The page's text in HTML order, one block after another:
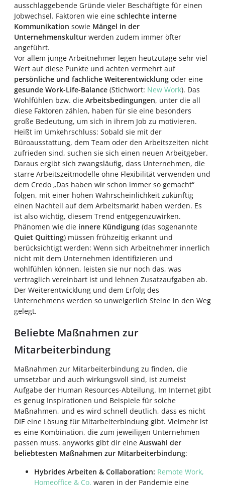
ausschlaggebende Gründe vieler Beschäftigte für einen
Jobwechsel. Faktoren wie eine schlechte interne
Kommunikation sowie Mängel in der
Unternehmenskultur werden zudem immer öfter
angeführt.
Vor allem junge Arbeitnehmer legen heutzutage sehr viel
Wert auf diese Punkte und achten vermehrt auf
persönliche und fachliche Weiterentwicklung oder eine
gesunde Work-Life-Balance (Stichwort: New Work). Das
Wohlfühlen bzw. die Arbeitsbedingungen, unter die all
diese Faktoren zählen, haben für sie eine besonders
große Bedeutung, um sich in ihrem Job zu motivieren.
Heißt im Umkehrschluss: Sobald sie mit der
Büroausstattung, dem Team oder den Arbeitszeiten nicht
zufrieden sind, suchen sie sich einen neuen Arbeitgeber.
Daraus ergibt sich zwangsläufig, dass Unternehmen, die
starre Arbeitszeitmodelle ohne Flexibilität verwenden und
dem Credo „Das haben wir schon immer so gemacht“
folgen, mit einer hohen Wahrscheinlichkeit zukünftig
einen Nachteil auf dem Arbeitsmarkt haben werden. Es
ist also wichtig, diesem Trend entgegenzuwirken.
Phänomen wie die innere Kündigung (das sogenannte
Quiet Quitting) müssen frühzeitig erkannt und
berücksichtigt werden: Wenn sich Arbeitnehmer innerlich
nicht mit dem Unternehmen identifizieren und
wohlfühlen können, leisten sie nur noch das, was
vertraglich vereinbart ist und lehnen Zusatzaufgaben ab.
Der Weiterentwicklung und dem Erfolg des
Unternehmens werden so unweigerlich Steine in den Weg
gelegt.
Beliebte Maßnahmen zur
Mitarbeiterbindung
Maßnahmen zur Mitarbeiterbindung zu finden, die
umsetzbar und auch wirkungsvoll sind, ist zumeist
Aufgabe der Human Resources-Abteilung. Im Internet gibt
es genug Inspirationen und Beispiele für solche
Maßnahmen, und es wird schnell deutlich, dass es nicht
DIE eine Lösung für Mitarbeiterbindung gibt. Vielmehr ist
es eine Kombination, die zum jeweiligen Unternehmen
passen muss. anyworks gibt dir eine Auswahl der
beliebtesten Maßnahmen zur Mitarbeiterbindung:
Hybrides Arbeiten & Collaboration: Remote Work,
Homeoffice & Co. waren in der Pandemie eine